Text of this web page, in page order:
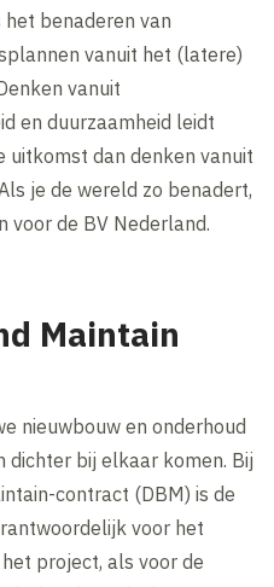
benaderen van
vanuit het (latere)
vanuit
en duurzaamheid leidt
uitkomst dan denken vanuit
je de wereld zo benadert,
voor de BV Nederland.
Maintain
nieuwbouw en onderhoud
dichter bij elkaar komen. Bij
contract (DBM) is de
voor het
project, als voor de